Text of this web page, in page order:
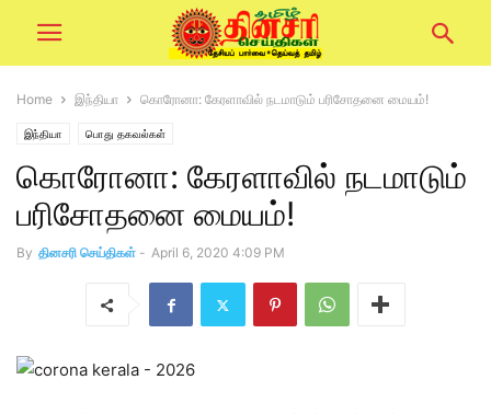
Home இந்தியா கொரோனா: கேரளாவில் நடமாடும் பரிசோதனை மையம்!
இந்தியா பொது தகவல்கள்
கொரோனா: கேரளாவில் நடமாடும்
பரிசோதனை மையம்!
By தினசரி செய்திகள் - April 6, 2020 4:09 PM